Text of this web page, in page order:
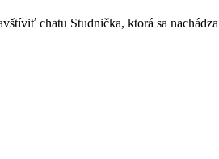
chatu Studnička, ktorá sa